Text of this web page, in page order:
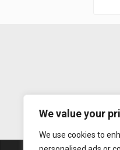
We value your
We use cookies to